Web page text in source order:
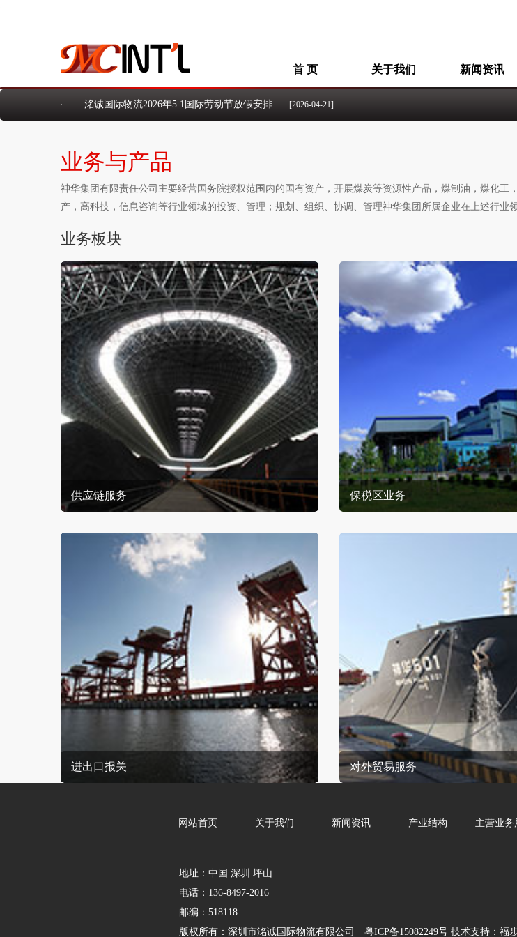
首 页 关于我们 新闻资讯
洺诚国际物流2026年5.1国际劳动节放假安排 [2026-04-21]
洺诚国际物流2026年清明假期放假安排[2026-03-30]
洺诚国际物流2025年国庆、中秋假期放假安排
洺诚国际物流2024年国庆节放假安排的通知
洺诚国际物流2024年中秋佳节放假安排的通知[2024-09-14]
洺诚国际物流关于2026年“端午节”假期安排的通知 [2026-06-12]
业务与产品
神华集团有限责任公司主要经营国务院授权范围内的国有资产，开展煤炭等资源性产品，煤制油，煤化
产，高科技，信息咨询等行业领域的投资、管理；规划、组织、协调、管理神华集团所属企业在上述行业
业务板块
供应链服务 保税区业务
进出口报关 对外贸易服务
网站首页 关于我们 新闻资讯 产业结构 主营业务
地址：中国.深圳.坪山
电话：136-8497-2016
邮编：518118
版权所有： 深圳市洺诚国际物流有限公司 粤ICP备15082249号技术支持： 福